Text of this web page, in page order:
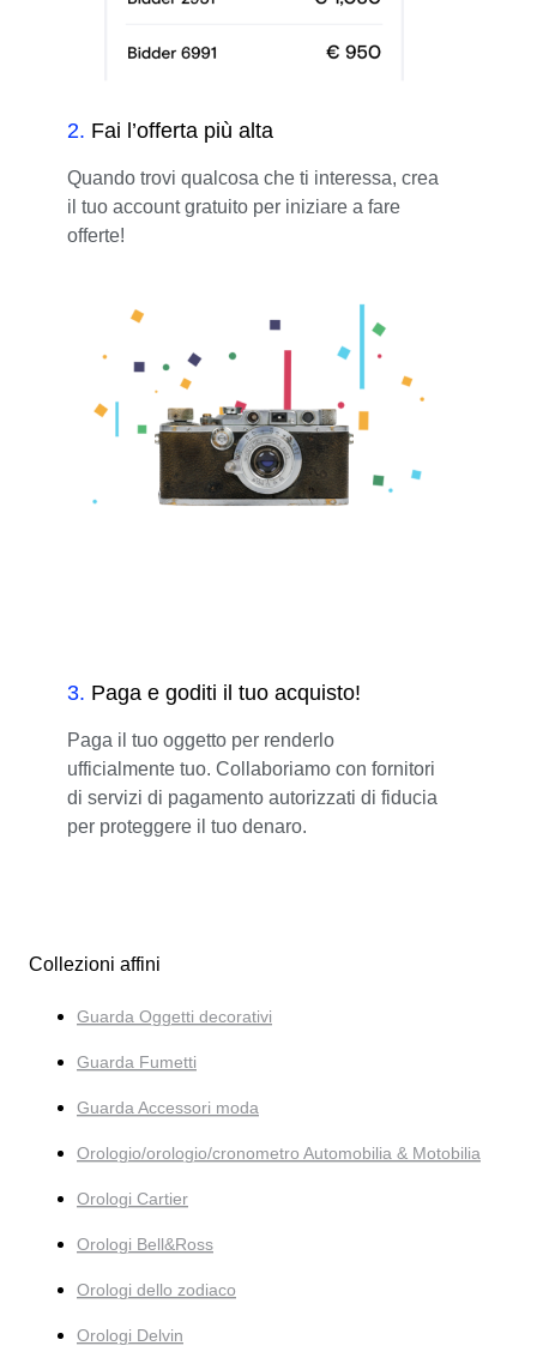
2. Fai l’offerta più alta
Quando trovi qualcosa che ti interessa, crea
il tuo account gratuito per iniziare a fare
offerte!
3. Paga e goditi il tuo acquisto!
Paga il tuo oggetto per renderlo
ufficialmente tuo. Collaboriamo con fornitori
di servizi di pagamento autorizzati di fiducia
per proteggere il tuo denaro.
Collezioni affini
Guarda Oggetti decorativi
Guarda Fumetti
Guarda Accessori moda
Orologio/orologio/cronometro Automobilia & Motobilia
Orologi Cartier
Orologi Bell&Ross
Orologi dello zodiaco
Orologi Delvin